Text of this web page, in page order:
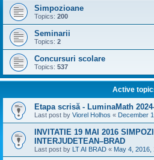
Simpozioane
Topics: 200
Seminarii
Topics: 2
Concursuri scolare
Topics: 537
Active
Etapa scrisă - LuminaMath
Last post by Viorel Holhos « December
INVITATIE 19 MAI 2016
INTERJUDETEAN–BRAD
Last post by LT AI BRAD « May 4, 2016,